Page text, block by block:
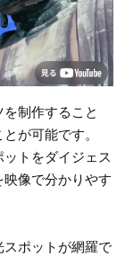
制作すること
が可能です。
トをダイジェス
像で分かりやす
ポットが網羅で